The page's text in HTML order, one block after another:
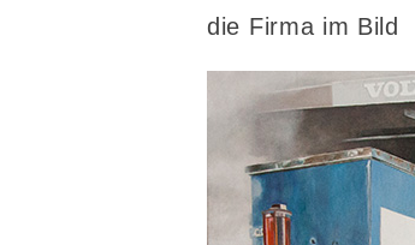
die Firma im Bild